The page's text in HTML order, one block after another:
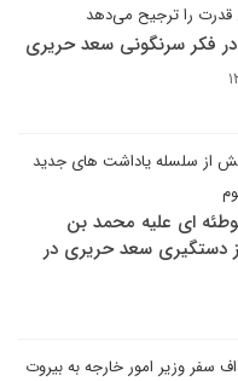
قدرت را ترجیح می‌دهد
فکر سرنگونی سعد حریری
از سلسله یاداشت های جدید
ای علیه محمد بن
دستگیری سعد حریری در
سفر وزیر امور خارجه به بیروت